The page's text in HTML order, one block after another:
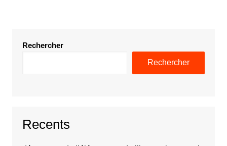
Rechercher
Rechercher
Recents